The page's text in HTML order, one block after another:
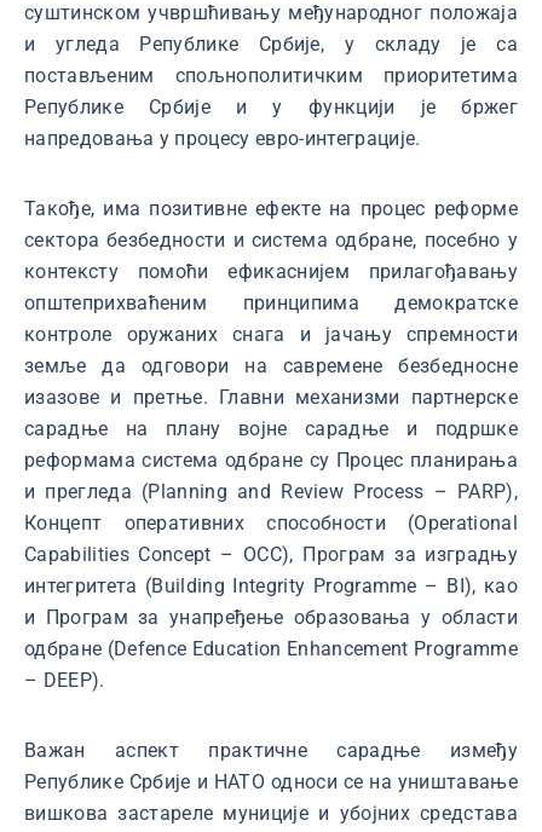
суштинском учвршћивању међународног положаја
и угледа Републике Србије, у складу је са
постављеним спољнополитичким приоритетима
Републике Србије и у функцији је бржег
напредовања у процесу евро-интеграције.
Такође, има позитивне ефекте на процес реформе
сектора безбедности и система одбране, посебно у
контексту помоћи ефикаснијем прилагођавању
општеприхваћеним принципима демократске
контроле оружаних снага и јачању спремности
земље да одговори на савремене безбедносне
изазове и претње. Главни механизми партнерске
сарадње на плану војне сарадње и подршке
реформама система одбране су Процес планирања
и прегледа (Planning and Review Process – PARP),
Концепт оперативних способности (Operational
Capabilities Concept – OCC), Програм за изградњу
интегритета (Building Integrity Programme – BI), као
и Програм за унапређење образовања у области
одбране (Defence Education Enhancement Programme
– DEEP).
Важан аспект практичне сарадње између
Републике Србије и НАТО односи се на уништавање
вишкова застареле муниције и убојних средстава